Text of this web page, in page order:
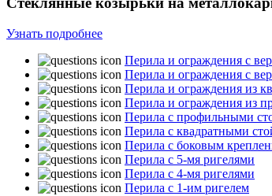
Узнать подробнее
Перила и ограждения с
Перила и ограждения с
Перила и ограждения из
Перила и ограждения из
Перила с профильными
Перила с квадратными
Перила с боковым
Перила с 5-мя ригелями
Перила с 4-мя ригелями
Перила с 1-им ригелем